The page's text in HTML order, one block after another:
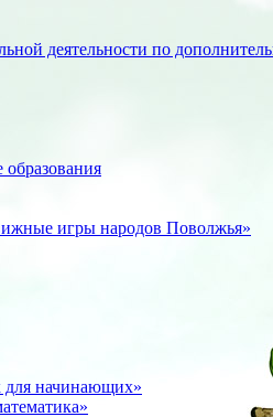
деятельности по
игры народов Поволжья»
для начинающих»